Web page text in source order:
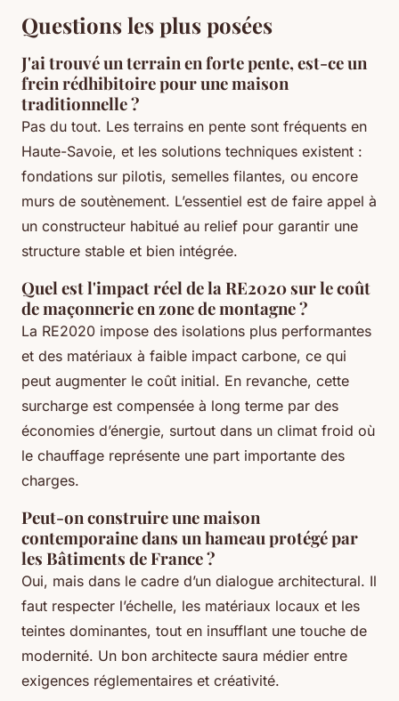
Questions les plus posées
J'ai trouvé un terrain en forte pente, est-ce un
frein rédhibitoire pour une maison
traditionnelle ?
Pas du tout. Les terrains en pente sont fréquents en
Haute-Savoie, et les solutions techniques existent :
fondations sur pilotis, semelles filantes, ou encore
murs de soutènement. L’essentiel est de faire appel à
un constructeur habitué au relief pour garantir une
structure stable et bien intégrée.
Quel est l'impact réel de la RE2020 sur le coût
de maçonnerie en zone de montagne ?
La RE2020 impose des isolations plus performantes
et des matériaux à faible impact carbone, ce qui
peut augmenter le coût initial. En revanche, cette
surcharge est compensée à long terme par des
économies d’énergie, surtout dans un climat froid où
le chauffage représente une part importante des
charges.
Peut-on construire une maison
contemporaine dans un hameau protégé par
les Bâtiments de France ?
Oui, mais dans le cadre d’un dialogue architectural. Il
faut respecter l’échelle, les matériaux locaux et les
teintes dominantes, tout en insufflant une touche de
modernité. Un bon architecte saura médier entre
exigences réglementaires et créativité.